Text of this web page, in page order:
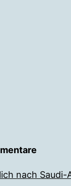
nach Saudi-